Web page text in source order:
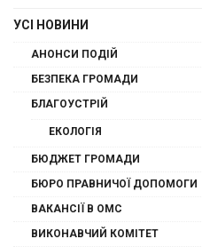
УСІ НОВИНИ
АНОНСИ ПОДІЙ
БЕЗПЕКА ГРОМАДИ
БЛАГОУСТРІЙ
ЕКОЛОГІЯ
БЮДЖЕТ ГРОМАДИ
БЮРО ПРАВНИЧОЇ ДОПОМОГИ
ВАКАНСІЇ В ОМС
ВИКОНАВЧИЙ КОМІТЕТ